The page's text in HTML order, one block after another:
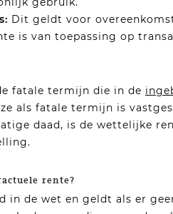
Dit geldt voor
is van toepassing op
fatale termijn die in de
als fatale termijn is
daad, is de wettelijke
rente?
in de wet en geldt als er